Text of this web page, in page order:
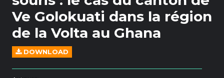
Ve Golokuati dans la région
de la Volta au Ghana
DOWNLOAD